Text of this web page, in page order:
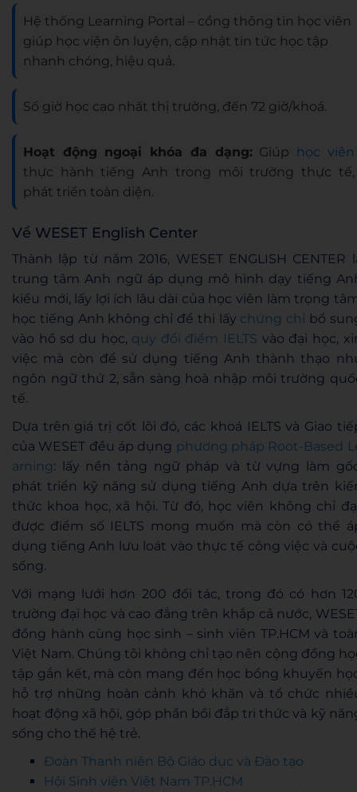
Hệ thống Learning Portal – cổng thông tin học viên
giúp học viện ôn luyện, cập nhật tin tức học tập
nhanh chóng, hiệu quả.
Số giờ học cao nhất thị trường, đến 72 giờ/khoá.
Hoạt động ngoại khóa đa dạng:Giúp
học viên
thực hành tiếng Anh trong môi trường thực tế,
phát triển toàn diện.
Về WESET English Center
Thành lập từ năm 2016, WESET ENGLISH CENTER
trung tâm Anh ngữ áp dụng mô hình dạy tiếng
kiểu mới, lấy lợi ích lâu dài của học viên làm trọng
học tiếng Anh không chỉ để thi lấy chứng chỉ
bổ
vào hồ sơ du học, quy đổi điểm IELTS vào đại học,
việc mà còn để sử dụng tiếng Anh thành thạo
ngôn ngữ thứ 2, sẵn sàng hoà nhập môi trường
tế.
Dựa trên giá trị cốt lõi đó, các khoá IELTS và Giao
của WESET đều áp dụng phương pháp Root-Based
arning: lấy nền tảng ngữ pháp và từ vựng làm
phát triển kỹ năng sử dụng tiếng Anh dựa trên
thức khoa học, xã hội. Từ đó, học viên không chỉ
được điểm số IELTS mong muốn mà còn có thể
dụng tiếng Anh lưu loát vào thực tế công việc và
sống.
Với mạng lưới hơn 200 đối tác, trong đó có hơn
trường đại học và cao đẳng trên khắp cả nước,
đồng hành cùng học sinh – sinh viên TP.HCM và
Việt Nam. Chúng tôi không chỉ tạo nên cộng đồng
tập gắn kết, mà còn mang đến học bổng khuyến
hỗ trợ những hoàn cảnh khó khăn và tổ chức
hoạt động xã hội, góp phần bồi đắp tri thức và kỹ
sống cho thế hệ trẻ.
Đoàn Thanh niên Bộ Giáo dục và Đào tạo
Hội Sinh viên Việt Nam TP.HCM